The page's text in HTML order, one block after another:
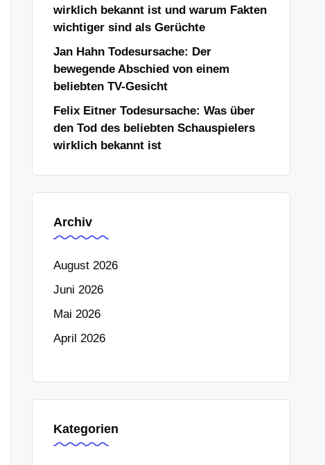
wirklich bekannt ist und warum Fakten
wichtiger sind als Gerüchte
Jan Hahn Todesursache: Der
bewegende Abschied von einem
beliebten TV-Gesicht
Felix Eitner Todesursache: Was über
den Tod des beliebten Schauspielers
wirklich bekannt ist
Archiv
August 2026
Juni 2026
Mai 2026
April 2026
Kategorien